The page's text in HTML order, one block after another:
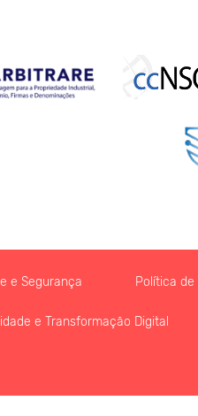
e Segurança Política de
e Transformação Digital